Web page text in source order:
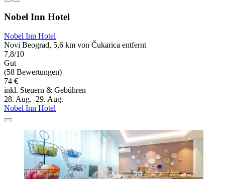
Nobel Inn Hotel
Nobel Inn Hotel
Novi Beograd, 5,6 km von Čukarica entfernt
7,8/10
Gut
(58 Bewertungen)
74 €
inkl. Steuern & Gebühren
28. Aug.–29. Aug.
Nobel Inn Hotel